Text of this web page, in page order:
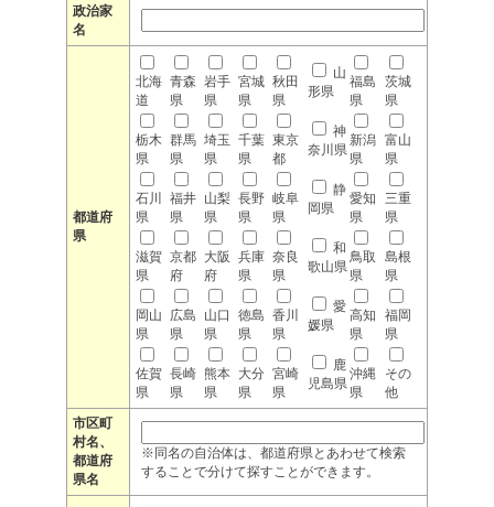
政治家
名
都道府
県
北海
道
青森
県
岩手
県
宮城
県
秋田
県
山
形県
福島
県
茨城
県
栃木
県
群馬
県
埼玉
県
千葉
県
東京
都
神
奈川県
新潟
県
富山
県
石川
県
福井
県
山梨
県
長野
県
岐阜
県
静
岡県
愛知
県
三重
県
滋賀
県
京都
府
大阪
府
兵庫
県
奈良
県
和
歌山県
鳥取
県
島根
県
岡山
県
広島
県
山口
県
徳島
県
香川
県
愛
媛県
高知
県
福岡
県
佐賀
県
長崎
県
熊本
県
大分
県
宮崎
県
鹿
児島県
沖縄
県
その
他
市区町
村名、
都道府
県名
※同名の自治体は、都道府県とあわせて検索
することで分けて探すことができます。